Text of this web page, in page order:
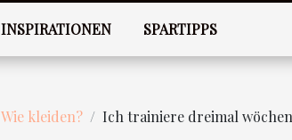
INSPIRATIONEN SPARTIPPS
Wie kleiden? Ich trainiere dreimal